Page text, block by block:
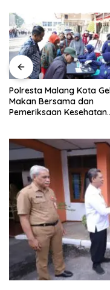
Polresta Malang Kota
Makan Bersama dan
Pemeriksaan Kesehatan